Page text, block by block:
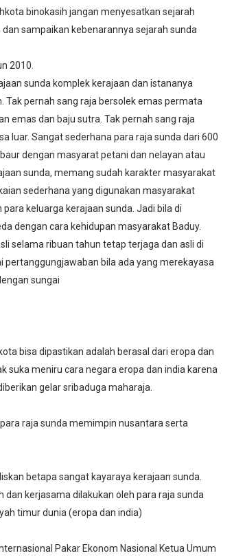
binokasih jangan menyesatkan sejarah
sampaikan kebenarannya sejarah sunda
2010.
sunda komplek kerajaan dan istananya
Tak pernah sang raja bersolek emas permata
emas dan baju sutra. Tak pernah sang raja
luar. Sangat sederhana para raja sunda dari 600
dengan masyarat petani dan nelayan atau
sunda, memang sudah karakter masyarakat
sederhana yang digunakan masyarakat
keluarga kerajaan sunda. Jadi bila di
dengan cara kehidupan masyarakat Baduy.
selama ribuan tahun tetap terjaga dan asli di
bila ada yang merekayasa
sungai
bisa dipastikan adalah berasal dari eropa dan
suka meniru cara negara eropa dan india karena
gelar sribaduga maharaja.
raja sunda memimpin nusantara serta
betapa sangat kayaraya kerajaan sunda.
dan kerjasama dilakukan oleh para raja sunda
timur dunia (eropa dan india)
Pakar Ekonom Nasional Ketua Umum